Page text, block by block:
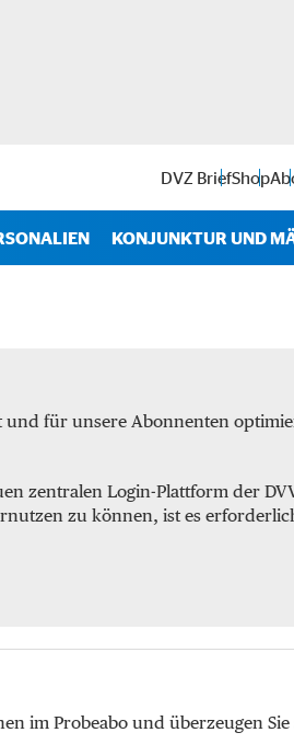
DVZ BriefShop
KONJUNKTUR UND
und für unsere Abonnenten
zentralen Login-Plattform der
zu können, ist es
im Probeabo und überzeugen